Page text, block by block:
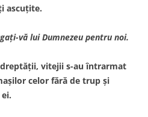
ascuţite.
vă lui Dumnezeu pentru noi.
vitejii s-au întrarmat
celor fără de trup şi